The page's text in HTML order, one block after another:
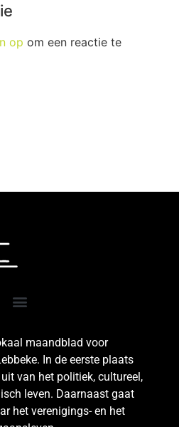
op om een reactie te
maandblad voor
In de eerste plaats
van het politiek, cultureel,
leven. Daarnaast gaat
het verenigings- en het